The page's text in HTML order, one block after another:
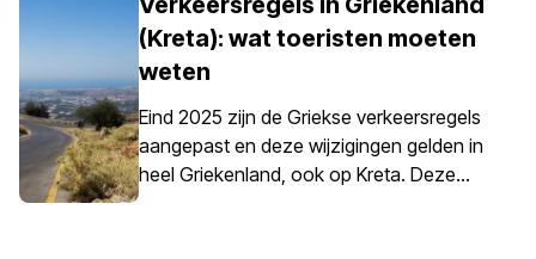
en gereguleerde parkeergebieden. De
parkeerregels in Griekenland zijn landelijk
vastgesteld, maar parkeren op Kreta
vraagt extra aandacht door de
combinatie van historische centra,
smalle straten, drukke havens en
(Kreta): wat toeristen moeten
weten
Eind 2025 zijn de Griekse verkeersregels
aangepast en deze wijzigingen gelden in
heel Griekenland, ook op Kreta. Deze